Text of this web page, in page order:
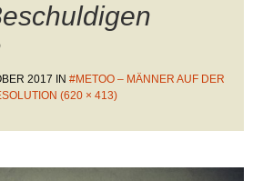
2017 IN #METOO – MÄNNER AUF DER
(620 × 413)